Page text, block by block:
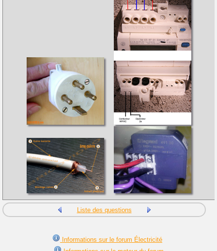
Liste des questions
Informations sur le forum Électricité